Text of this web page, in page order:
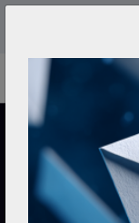
SZKOLENIE